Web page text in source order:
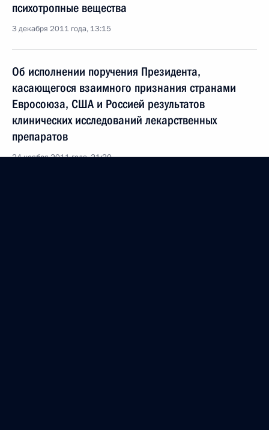
психотропные вещества
3 декабря 2011 года, 13:15
Об исполнении поручения Президента,
касающегося взаимного признания странами
Евросоюза, США и Россией результатов
клинических исследований лекарственных
препаратов
24 ноября 2011 года, 21:20